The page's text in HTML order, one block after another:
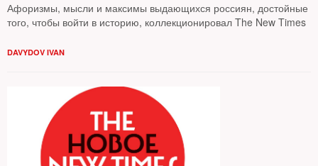
Афоризмы, мысли и максимы выдающихся россиян, достойные
того, чтобы войти в историю, коллекционировал The New Times
DAVYDOV IVAN